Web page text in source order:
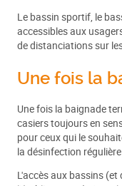
Le bassin sportif, le
accessibles aux
de distanciations sur
Une fois la
Une fois la baignade
casiers toujours en
pour ceux qui le
la désinfection
L'accès aux bassins